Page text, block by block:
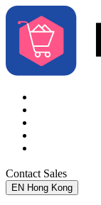
Contact Sales
EN Hong Kong